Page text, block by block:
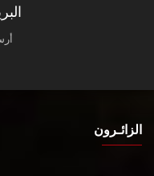
الزائـرون